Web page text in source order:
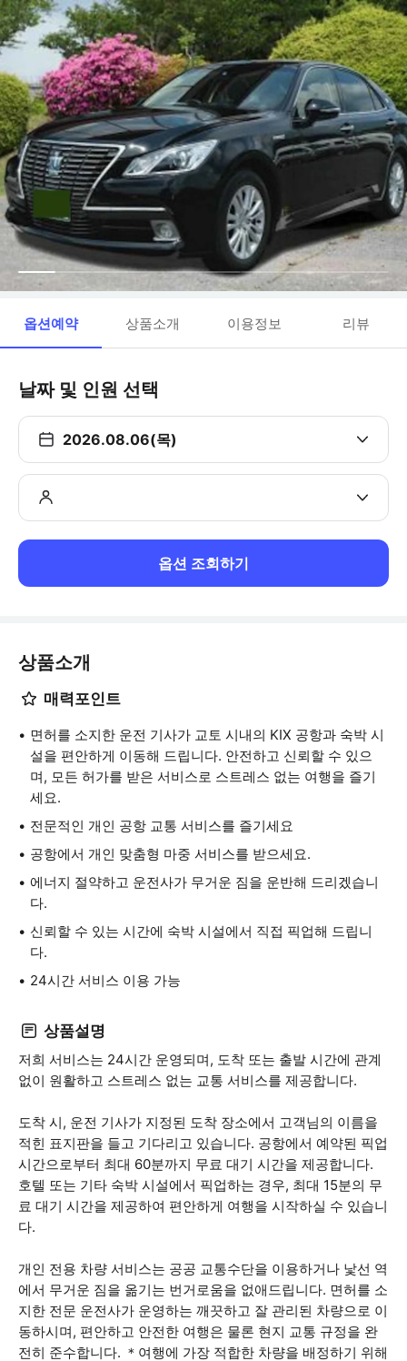
옵션예약 상품소개 이용정보 리뷰
날짜 및 인원 선택
2026.08.06(목)
옵션 조회하기
상품소개
매력포인트
면허를 소지한 운전 기사가 교토 시내의 KIX 공항과 숙박 시
설을 편안하게 이동해 드립니다. 안전하고 신뢰할 수 있으
며, 모든 허가를 받은 서비스로 스트레스 없는 여행을 즐기
세요.
전문적인 개인 공항 교통 서비스를 즐기세요
공항에서 개인 맞춤형 마중 서비스를 받으세요.
에너지 절약하고 운전사가 무거운 짐을 운반해 드리겠습니
다.
신뢰할 수 있는 시간에 숙박 시설에서 직접 픽업해 드립니
다.
24시간 서비스 이용 가능
상품설명
저희 서비스는 24시간 운영되며, 도착 또는 출발 시간에 관계
없이 원활하고 스트레스 없는 교통 서비스를 제공합니다.
도착 시, 운전 기사가 지정된 도착 장소에서 고객님의 이름을
적힌 표지판을 들고 기다리고 있습니다. 공항에서 예약된 픽업
시간으로부터 최대 60분까지 무료 대기 시간을 제공합니다.
호텔 또는 기타 숙박 시설에서 픽업하는 경우, 최대 15분의 무
료 대기 시간을 제공하여 편안하게 여행을 시작하실 수 있습니
다.
개인 전용 차량 서비스는 공공 교통수단을 이용하거나 낯선 역
에서 무거운 짐을 옮기는 번거로움을 없애드립니다. 면허를 소
지한 전문 운전사가 운영하는 깨끗하고 잘 관리된 차량으로 이
동하시며, 편안하고 안전한 여행은 물론 현지 교통 규정을 완
전히 준수합니다. ＊여행에 가장 적합한 차량을 배정하기 위해